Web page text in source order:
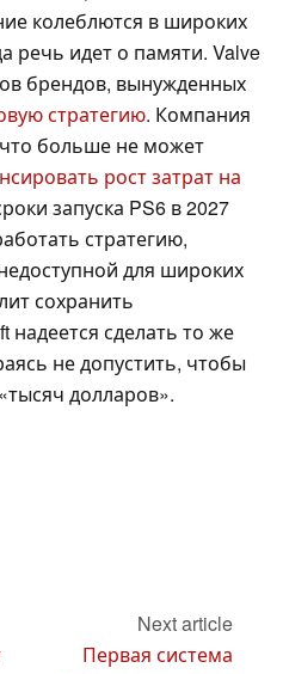
колеблются в широких
речь идет о памяти. Valve
брендов, вынужденных
стратегию. Компания
что больше не может
рост затрат на
запуска PS6 в 2027
стратегию,
для широких
сохранить
надеется сделать то же
не допустить, чтобы
долларов».
Next article
Первая система